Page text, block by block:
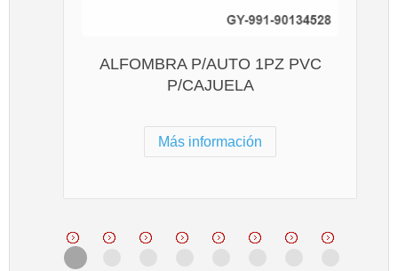
ALFOMBRA P/AUTO 1PZ PVC
P/CAJUELA
Más información